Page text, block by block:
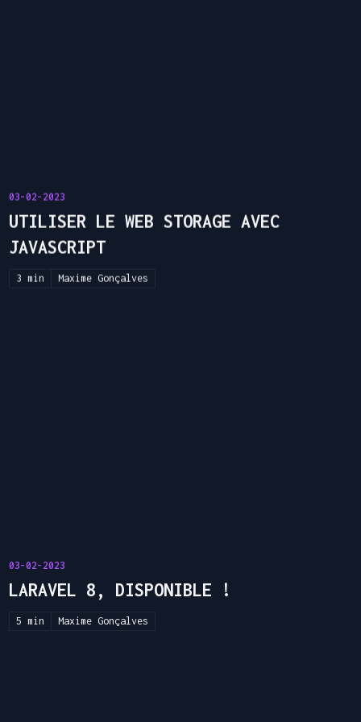
03-02-2023
UTILISER LE WEB STORAGE AVEC
JAVASCRIPT
3 min Maxime Gonçalves
03-02-2023
LARAVEL 8, DISPONIBLE !
5 min Maxime Gonçalves